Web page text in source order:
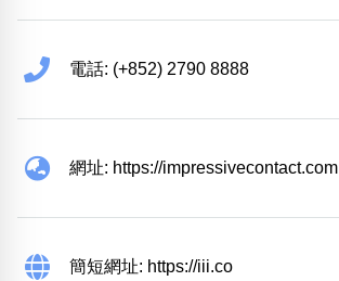
電話: (+852) 2790 8888
網址: https://impressivecontact.com
簡短網址: https://iii.co